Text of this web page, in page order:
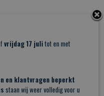
vrijdag 17 juli tot en met
en klantvragen beperkt
staan wij weer volledig voor u